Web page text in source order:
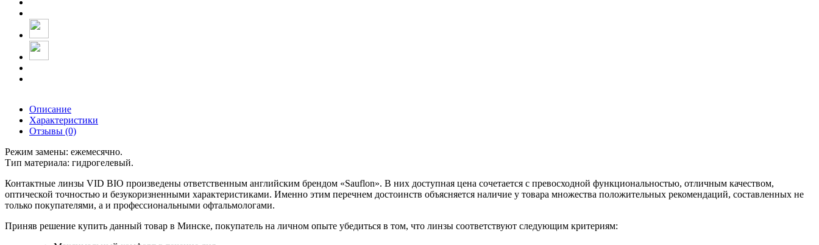
Описание
Характеристики
Отзывы (0)
Режим замены: ежемесячно.
Тип материала: гидрогелевый.
Контактные линзы VID BIO произведены ответственным английским брендом «Sauflon». В них доступная цена сочетается с превосходной функциональностью, отличным качеством,
оптической точностью и безукоризненными характеристиками. Именно этим перечнем достоинств объясняется наличие у товара множества положительных рекомендаций, составленных не
только покупателями, а и профессиональными офтальмологами.
Приняв решение купить данный товар в Минске, покупатель на личном опыте убедиться в том, что линзы соответствуют следующим критериям: